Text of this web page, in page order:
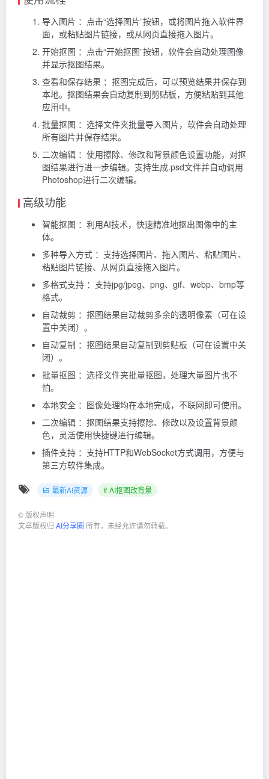
导入图片 ：点击“选择图片”按钮，或将图片拖入软件界
面，或粘贴图片链接，或从网页直接拖入图片。
开始抠图 ：点击“开始抠图”按钮，软件会自动处理图像
并显示抠图结果。
查看和保存结果 ：抠图完成后，可以预览结果并保存到
本地。抠图结果会自动复制到剪贴板，方便粘贴到其他
应用中。
批量抠图 ：选择文件夹批量导入图片，软件会自动处理
所有图片并保存结果。
二次编辑 ：使用擦除、修改和背景颜色设置功能，对抠
图结果进行进一步编辑。支持生成.psd文件并自动调用
Photoshop进行二次编辑。
高级功能
智能抠图 ：利用AI技术，快速精准地抠出图像中的主
体。
多种导入方式 ：支持选择图片、拖入图片、粘贴图片、
粘贴图片链接、从网页直接拖入图片。
多格式支持 ：支持jpg/jpeg、png、gif、webp、bmp等
格式。
自动裁剪 ：抠图结果自动裁剪多余的透明像素（可在设
置中关闭）。
自动复制 ：抠图结果自动复制到剪贴板（可在设置中关
闭）。
批量抠图 ：选择文件夹批量抠图，处理大量图片也不
怕。
本地安全 ：图像处理均在本地完成，不联网即可使用。
二次编辑 ：抠图结果支持擦除、修改以及设置背景颜
色，灵活使用快捷键进行编辑。
插件支持 ：支持HTTP和WebSocket方式调用，方便与
第三方软件集成。
最新AI资源 # AI抠图改背景
© 版权声明
文章版权归 AI分享圈 所有，未经允许请勿转载。